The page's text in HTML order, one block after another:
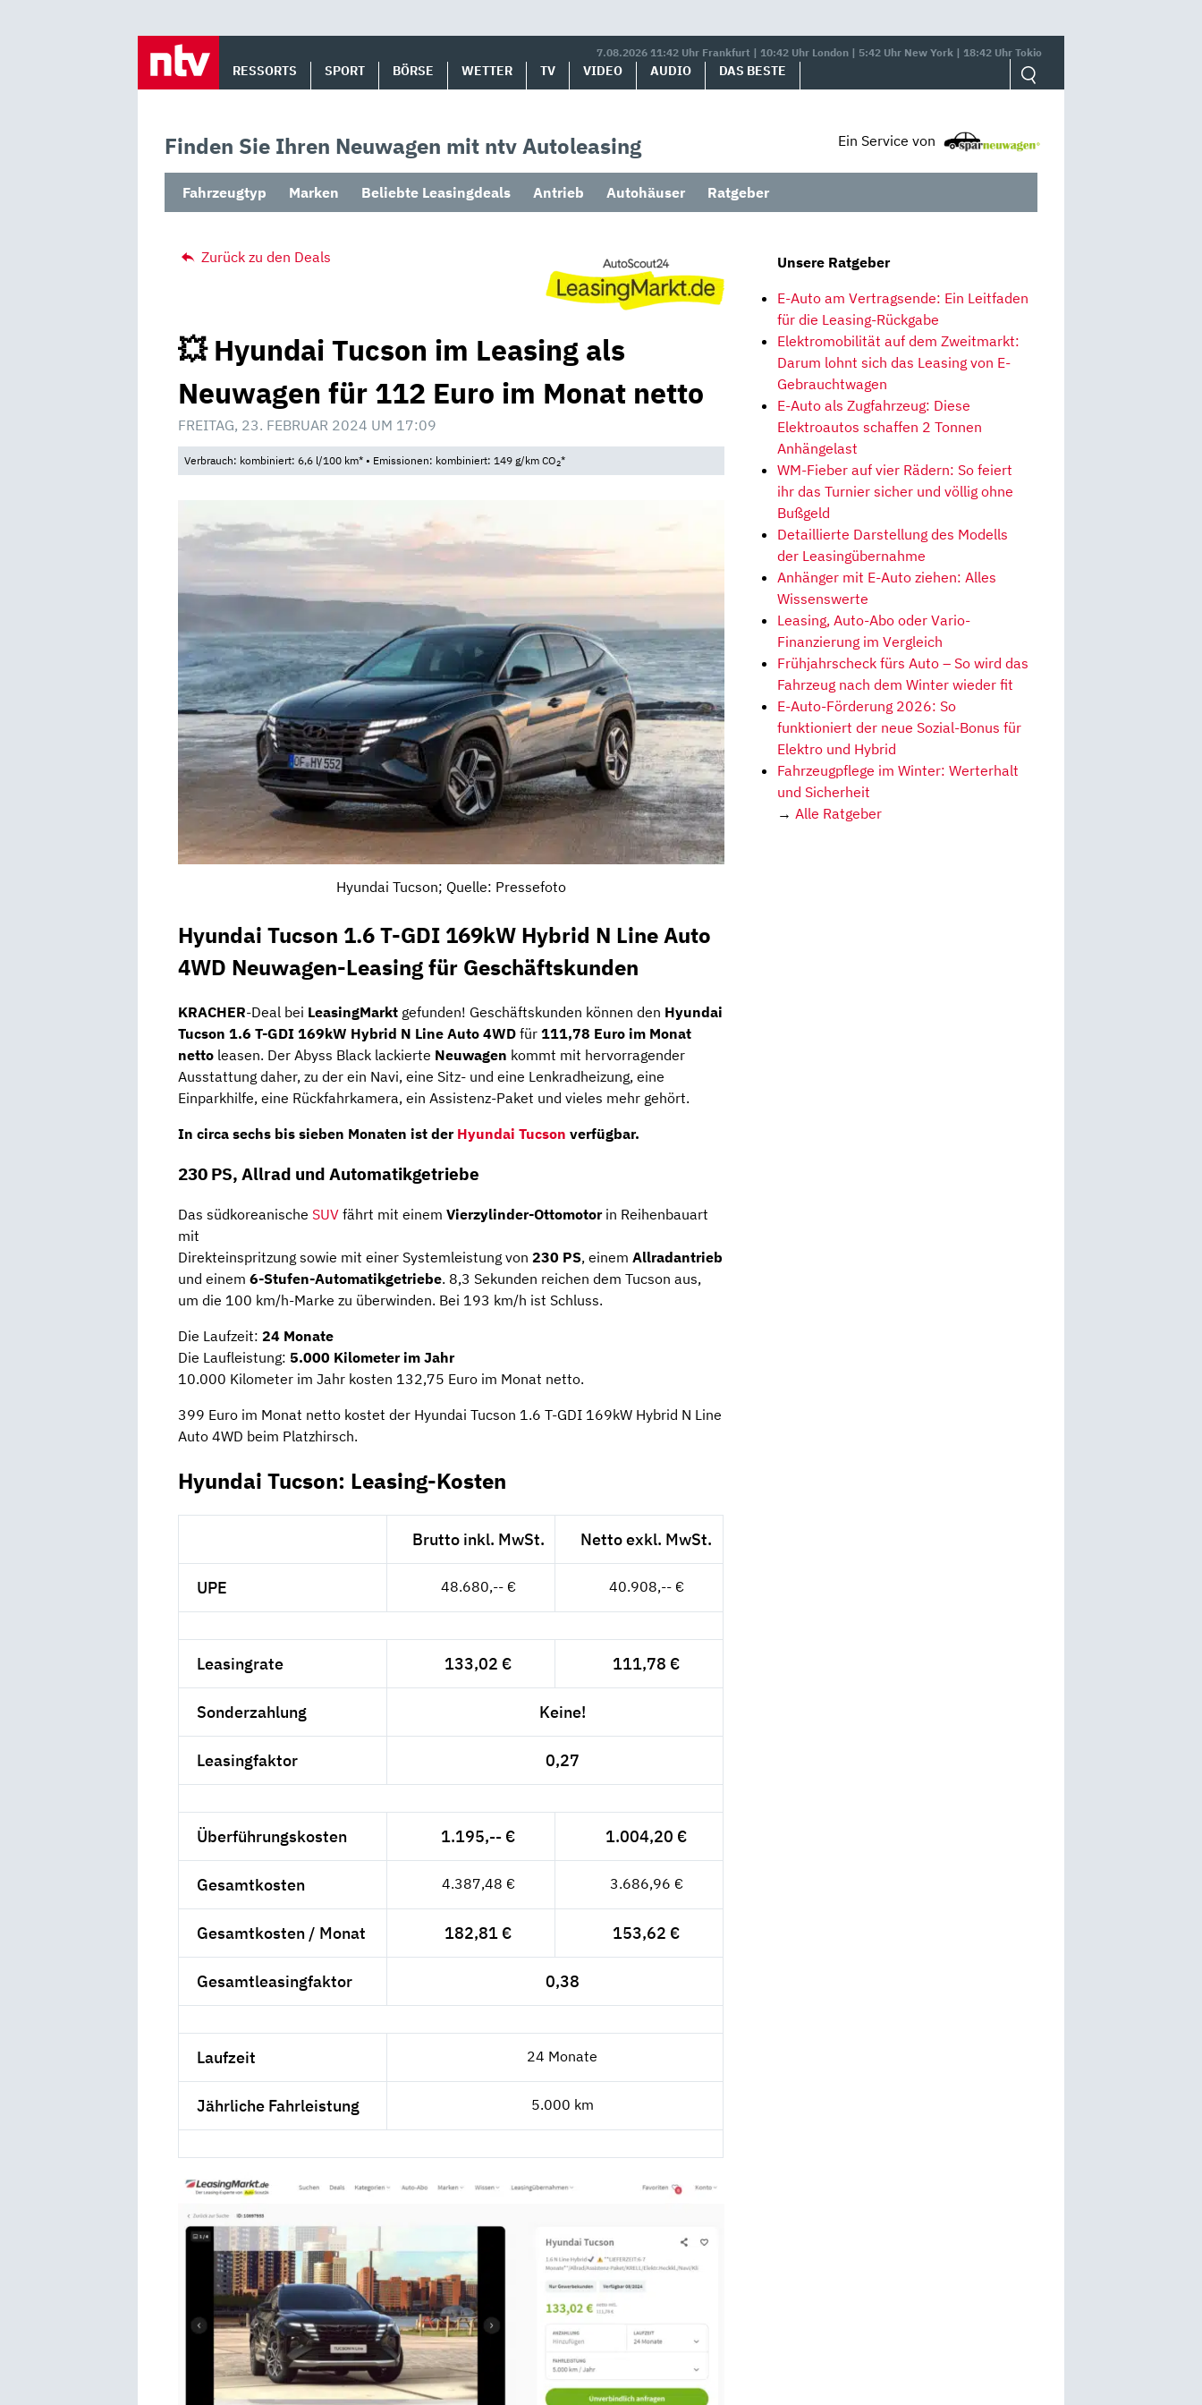
7.08.2026 11:42 Uhr Frankfurt | 10:42 Uhr London | 5:42 Uhr New York | 18:42 Uhr Tokio
RESSORTS SPORT BÖRSE WETTER TV VIDEO AUDIO DAS BESTE
Finden Sie Ihren Neuwagen mit ntv Autoleasing Ein Service von
Fahrzeugtyp Marken Beliebte Leasingdeals Antrieb Autohäuser Ratgeber
Zurück zu den Deals
💥 Hyundai Tucson im Leasing als
Neuwagen für 112 Euro im Monat netto
FREITAG, 23. FEBRUAR 2024 UM 17:09
Verbrauch: kombiniert: 6,6 l/100 km* • Emissionen: kombiniert: 149 g/km CO2*
Hyundai Tucson; Quelle: Pressefoto
Hyundai Tucson 1.6 T-GDI 169kW Hybrid N Line Auto
4WD Neuwagen-Leasing für Geschäftskunden
KRACHER-Deal bei LeasingMarkt gefunden! Geschäftskunden können den Hyundai
Tucson 1.6 T-GDI 169kW Hybrid N Line Auto 4WD für 111,78 Euro im Monat
netto leasen. Der Abyss Black lackierte Neuwagen kommt mit hervorragender
Ausstattung daher, zu der ein Navi, eine Sitz- und eine Lenkradheizung, eine
Einparkhilfe, eine Rückfahrkamera, ein Assistenz-Paket und vieles mehr gehört.
In circa sechs bis sieben Monaten ist der Hyundai Tucson verfügbar.
230 PS, Allrad und Automatikgetriebe
Das südkoreanische SUV fährt mit einem Vierzylinder-Ottomotorin Reihenbauart
mit
Direkteinspritzung sowie mit einer Systemleistung von 230 PS, einem Allradantrieb
und einem 6-Stufen-Automatikgetriebe. 8,3 Sekunden reichen dem Tucson aus,
um die 100 km/h-Marke zu überwinden. Bei 193 km/h ist Schluss.
Die Laufzeit: 24 Monate
Die Laufleistung: 5.000 Kilometer im Jahr
10.000 Kilometer im Jahr kosten 132,75 Euro im Monat netto.
399 Euro im Monat netto kostet der Hyundai Tucson 1.6 T-GDI 169kW Hybrid N Line
Auto 4WD beim Platzhirsch.
Hyundai Tucson: Leasing-Kosten
Brutto inkl. MwSt. Netto exkl. MwSt.
UPE 48.680,-- € 40.908,-- €
Leasingrate 133,02 € 111,78 €
Sonderzahlung Keine!
Leasingfaktor 0,27
Überführungskosten 1.195,-- € 1.004,20 €
Gesamtkosten 4.387,48 € 3.686,96 €
Gesamtkosten / Monat 182,81 € 153,62 €
Gesamtleasingfaktor 0,38
Laufzeit 24 Monate
Jährliche Fahrleistung 5.000 km
Unsere Ratgeber
E-Auto am Vertragsende: Ein Leitfaden
für die Leasing-Rückgabe
Elektromobilität auf dem Zweitmarkt:
Darum lohnt sich das Leasing von E-
Gebrauchtwagen
E-Auto als Zugfahrzeug: Diese
Elektroautos schaffen 2 Tonnen
Anhängelast
WM-Fieber auf vier Rädern: So feiert
ihr das Turnier sicher und völlig ohne
Bußgeld
Detaillierte Darstellung des Modells
der Leasingübernahme
Anhänger mit E-Auto ziehen: Alles
Wissenswerte
Leasing, Auto-Abo oder Vario-
Finanzierung im Vergleich
Frühjahrscheck fürs Auto – So wird das
Fahrzeug nach dem Winter wieder fit
E-Auto-Förderung 2026: So
funktioniert der neue Sozial-Bonus für
Elektro und Hybrid
Fahrzeugpflege im Winter: Werterhalt
und Sicherheit
→ Alle Ratgeber